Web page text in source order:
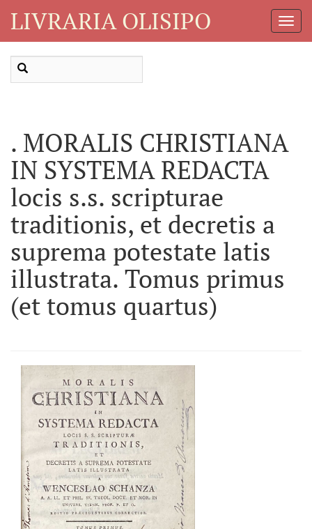
LIVRARIA OLISIPO
. MORALIS CHRISTIANA
IN SYSTEMA REDACTA
locis s.s. scripturae
traditionis, et decretis a
suprema potestate latis
illustrata. Tomus primus
(et tomus quartus)